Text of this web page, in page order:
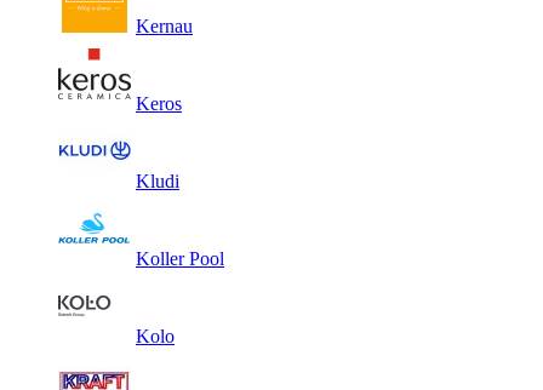
Kernau
Keros
Kludi
Koller Pool
Kolo